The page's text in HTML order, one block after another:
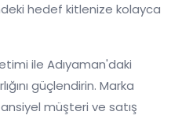
hedef kitlenize kolayca
ile Adıyaman'daki
güçlendirin. Marka
müşteri ve satış